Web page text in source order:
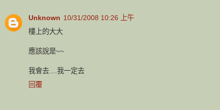
Unknown 10/31/2008 10:26 上午
樓上的大大
應該說是~~
我會去....我一定去
回覆